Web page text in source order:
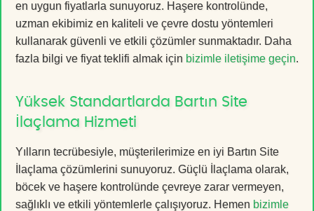
en uygun fiyatlarla sunuyoruz. Haşere kontrolünde,
uzman ekibimiz en kaliteli ve çevre dostu yöntemleri
kullanarak güvenli ve etkili çözümler sunmaktadır. Daha
fazla bilgi ve fiyat teklifi almak için bizimle iletişime geçin.
Yüksek Standartlarda Bartın Site
İlaçlama Hizmeti
Yılların tecrübesiyle, müşterilerimize en iyi Bartın Site
İlaçlama çözümlerini sunuyoruz. Güçlü İlaçlama olarak,
böcek ve haşere kontrolünde çevreye zarar vermeyen,
sağlıklı ve etkili yöntemlerle çalışıyoruz. Hemen bizimle